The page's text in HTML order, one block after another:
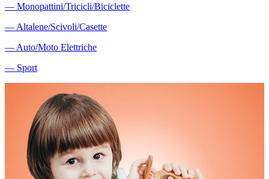
― Monopattini/Tricicli/Biciclette
― Altalene/Scivoli/Casette
― Auto/Moto Elettriche
― Sport